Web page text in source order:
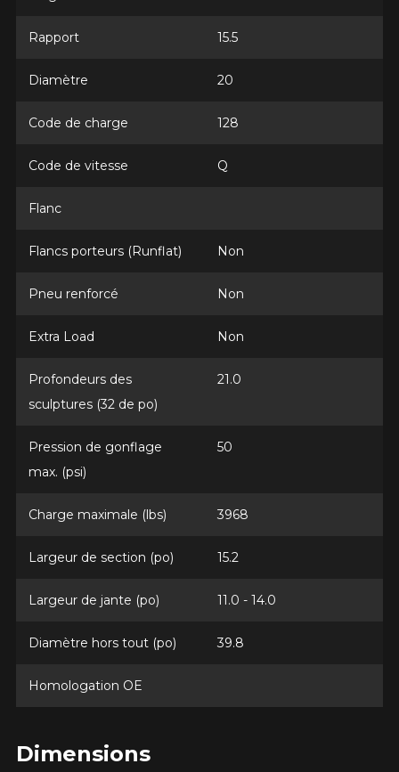
Rapport 15.5
Diamètre 20
Code de charge 128
Code de vitesse Q
Flanc
Flancs porteurs (Runflat) Non
Pneu renforcé Non
Extra Load Non
Profondeurs des
sculptures (32 de po)
21.0
Pression de gonflage
max. (psi)
50
Charge maximale (lbs) 3968
Largeur de section (po) 15.2
Largeur de jante (po) 11.0 - 14.0
Diamètre hors tout (po) 39.8
Homologation OE
Dimensions
Envoyer
d'équipement pour votre véhicule, vous devez vérifier
avant de commander.